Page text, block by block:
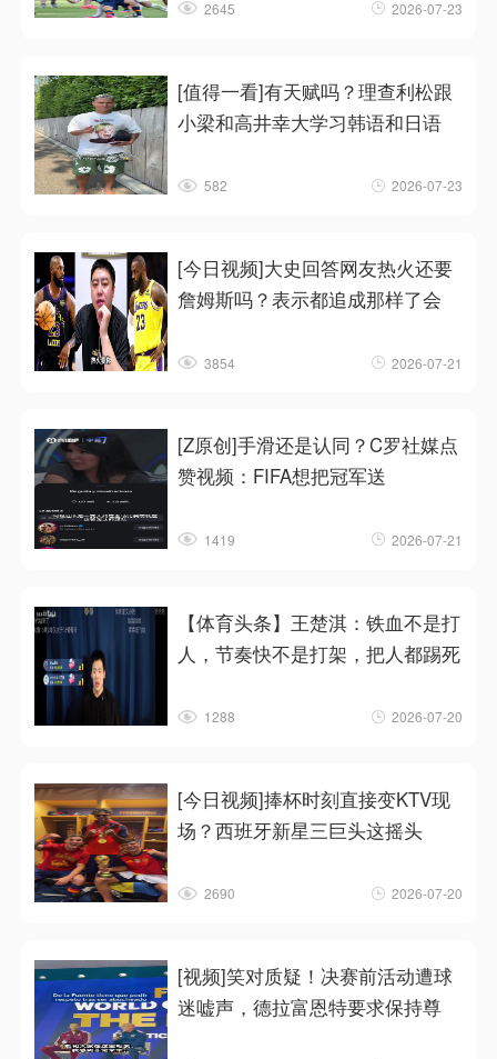
2645 2026-07-23
[值得一看]有天赋吗？理查利松跟
小梁和高井幸大学习韩语和日语
582 2026-07-23
[今日视频]大史回答网友热火还要
詹姆斯吗？表示都追成那样了会
3854 2026-07-21
[Z原创]手滑还是认同？C罗社媒点
赞视频：FIFA想把冠军送
1419 2026-07-21
【体育头条】王楚淇：铁血不是打
人，节奏快不是打架，把人都踢死
1288 2026-07-20
[今日视频]捧杯时刻直接变KTV现
场？西班牙新星三巨头这摇头
2690 2026-07-20
[视频]笑对质疑！决赛前活动遭球
迷嘘声，德拉富恩特要求保持尊